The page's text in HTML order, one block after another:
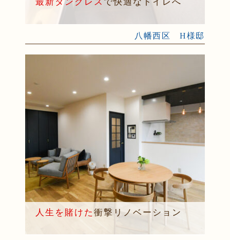
八幡西区 H様邸
人生を賭けた 衝撃リノベーション